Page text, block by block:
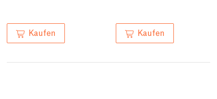
Kaufen Kaufen